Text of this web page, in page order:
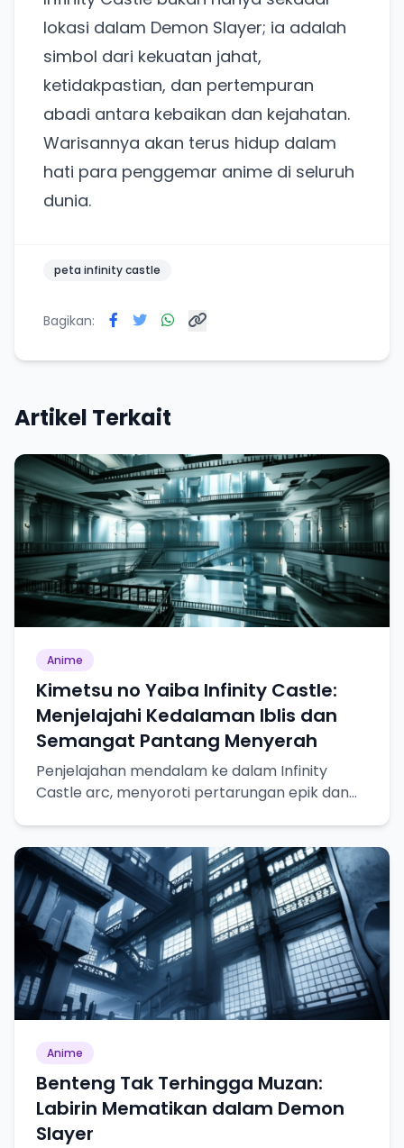
lokasi dalam Demon Slayer; ia adalah
simbol dari kekuatan jahat,
ketidakpastian, dan pertempuran
abadi antara kebaikan dan kejahatan.
Warisannya akan terus hidup dalam
hati para penggemar anime di seluruh
dunia.
peta infinity castle
Bagikan:
Artikel Terkait
Anime
Kimetsu no Yaiba Infinity Castle:
Menjelajahi Kedalaman Iblis dan
Semangat Pantang Menyerah
Penjelajahan mendalam ke dalam Infinity
Castle arc, menyoroti pertarungan epik dan
Anime
Benteng Tak Terhingga Muzan:
Labirin Mematikan dalam Demon
Slayer
Punya website SMM baru nih! Coba BulkFame
untuk pengalaman lebih baik.
Tanpa daftar ulang, gratis dicoba. Kamu tetap bisa
pakai Zona Sosmed kapan saja.
Coba BulkFame